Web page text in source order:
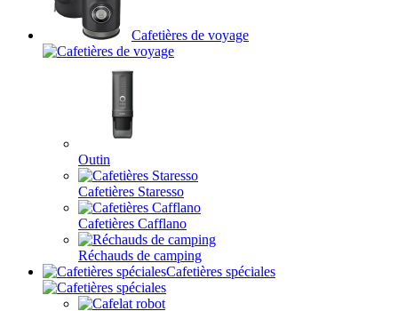
Cafetières de voyage
Outin
Cafetières Staresso
Cafetières Cafflano
Réchauds de camping
Cafetières spéciales